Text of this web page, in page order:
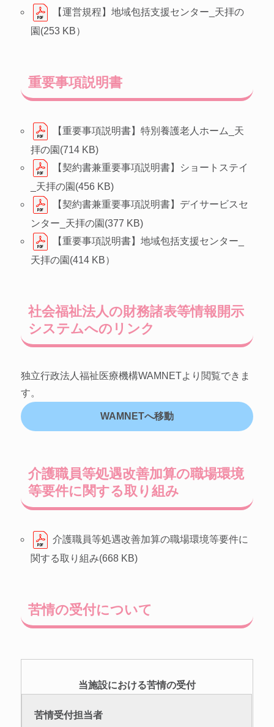
【運営規程】地域包括支援センター_天拝の
園(253 KB）
重要事項説明書
【重要事項説明書】特別養護老人ホーム_天
拝の園(714 KB)
【契約書兼重要事項説明書】ショートステイ
_天拝の園(456 KB)
【契約書兼重要事項説明書】デイサービスセ
ンター_天拝の園(377 KB)
【重要事項説明書】地域包括支援センター_
天拝の園(414 KB）
社会福祉法人の財務諸表等情報開示
システムへのリンク
独立行政法人福祉医療機構WAMNETより閲覧できま
す。
WAMNETへ移動
介護職員等処遇改善加算の職場環境
等要件に関する取り組み
介護職員等処遇改善加算の職場環境等要件に
関する取り組み(668 KB)
苦情の受付について
当施設における苦情の受付
苦情受付担当者